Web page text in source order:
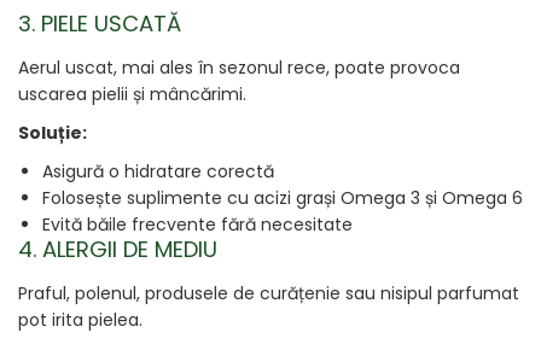
3. PIELE USCATĂ
Aerul uscat, mai ales în sezonul rece, poate provoca
uscarea pielii și mâncărimi.
Soluție:
Asigură o hidratare corectă
Folosește suplimente cu acizi grași Omega 3 și Omega 6
Evită băile frecvente fără necesitate
4. ALERGII DE MEDIU
Praful, polenul, produsele de curățenie sau nisipul parfumat
pot irita pielea.